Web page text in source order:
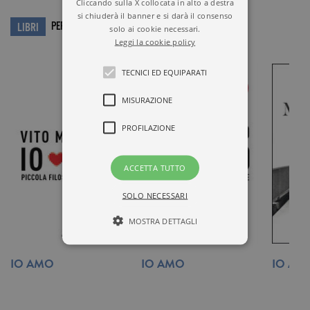
LIBRI PER APPROFONDIRE…
IO AMO IO AMO IO
Cliccando sulla X collocata in alto a destra
si chiuderà il banner e si darà il consenso
solo ai cookie necessari.
Leggi la cookie policy
TECNICI ED EQUIPARATI
MISURAZIONE
PROFILAZIONE
ACCETTA TUTTO
SOLO NECESSARI
MOSTRA DETTAGLI